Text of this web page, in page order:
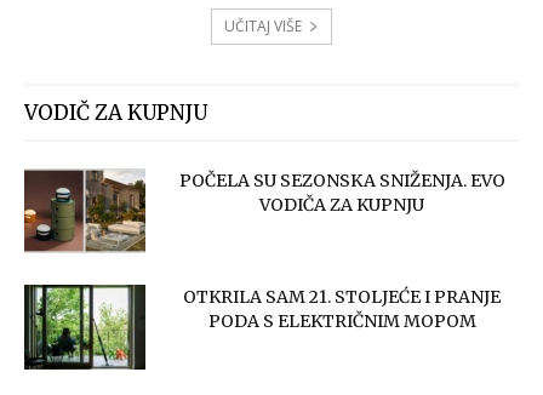
UČITAJ VIŠE
VODIČ ZA KUPNJU
POČELA SU SEZONSKA SNIŽENJA. EVO
VODIČA ZA KUPNJU
OTKRILA SAM 21. STOLJEĆE I PRANJE
PODA S ELEKTRIČNIM MOPOM